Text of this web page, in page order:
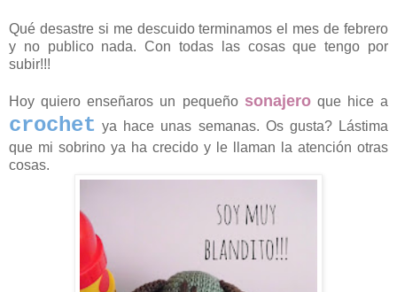
Qué desastre si me descuido terminamos el mes de febrero
y no publico nada. Con todas las cosas que tengo por
subir!!!
Hoy quiero enseñaros un pequeño sonajeroque hice a
crochet ya hace unas semanas. Os gusta? Lástima
que mi sobrino ya ha crecido y le llaman la atención otras
cosas.